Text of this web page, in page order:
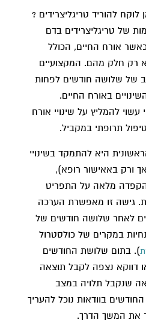
להוריד טריגליצרידים ?
של טריגליצרידים בדם
אורח החיים, הכולל
רק חלק מהם. המקצועיים
של שלושה חודשים לפחות
באורח החיים.
להמליץ על שינויי אורח
תרופתי במקביל.
היא להתמקד בשינויי
ורק באאישור רופא),
מלאה על התפריט
גישה זו מאפשרת הערכה
לאחר שלושה חודשים של
במקרים של כולסטרול
). בתום שלושת החודשים
דווקא נצפה לקבל תוצאה
שנקבל תלויה במצב
בוודאות נוכל להעריך
את המשך הדרך.